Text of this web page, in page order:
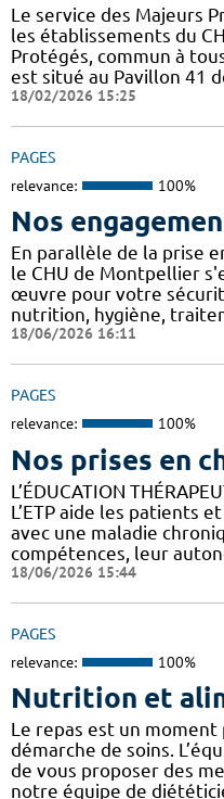
Le service des Majeurs
les établissements du
Protégés, commun à
est situé au Pavillon 41
18/02/2026 15:25
PAGES
relevance: 100%
Nos
En parallèle de la prise
le CHU de Montpellier
œuvre pour votre
nutrition, hygiène,
18/06/2026 16:11
PAGES
relevance: 100%
Nos prises en
L’ÉDUCATION
L’ETP aide les patients
avec une maladie
compétences, leur
18/06/2026 15:44
PAGES
relevance: 100%
Nutrition et
Le repas est un
démarche de soins.
de vous proposer des
notre équipe de